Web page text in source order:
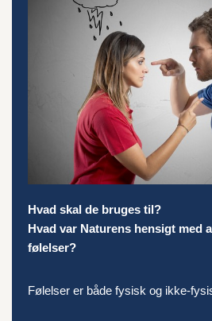
Hvad skal de bruges til?
Hvad var Naturens hensigt med
følelser?
Følelser er både fysisk og ikke-